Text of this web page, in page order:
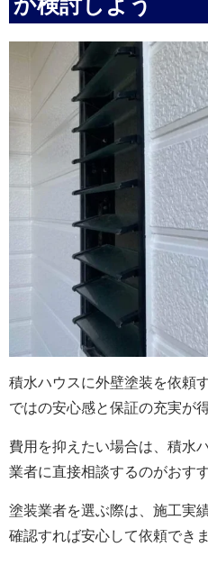
積水ハウスに外壁塗装を依頼
ではの安心感と保証の充実が
費用を抑えたい場合は、積水
業者に直接相談するのがおす
塗装業者を選ぶ際は、施工実
確認すれば安心して依頼できま